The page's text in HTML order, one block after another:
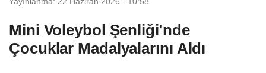
Mini Voleybol Şenliği'nde
Çocuklar Madalyalarını Aldı